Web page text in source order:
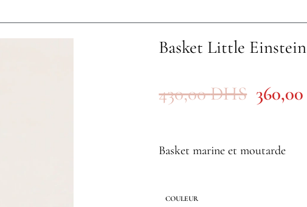
Basket Little Einstein
430,00DHS 360,00
Basket marine et moutarde
COULEUR